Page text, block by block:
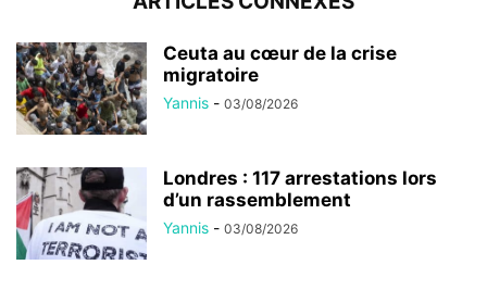
Ceuta au cœur de la crise
migratoire
Yannis - 03/08/2026
Londres : 117 arrestations lors
d’un rassemblement
Yannis - 03/08/2026